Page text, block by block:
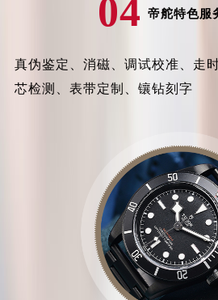
04 帝舵特色服
真伪鉴定、消磁、调试校准、走
芯检测、表带定制、镶钻刻字